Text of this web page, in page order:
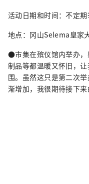
活动日期和时间：不定
地点：冈山Selema皇家
●市集在殡仪馆内举办，
制品等都温暖又怀旧，
围。虽然这只是第二次
渐增加，我很期待接下